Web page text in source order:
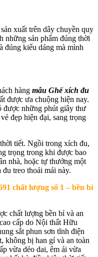
sản xuất trên dây chuyền quy
những sản phẩm đúng thời
đúng kiểu dáng mà mình
hàng mẫu Ghế xích đu
được ưa chuộng hiện nay.
được những phút giây thư
đẹp hiện đại, sang trọng
tiết. Ngồi trong xích đu,
trọng trong khi được bao
nhà, hoặc tự thưởng một
treo thoải mái này.
chất lượng số 1 – bền bỉ
chất lượng bền bỉ và an
cấp do Nội thất Hữu
sắt phun sơn tĩnh điện
không bị han gỉ và an toàn
vừa dẻo dai, êm ái vừa